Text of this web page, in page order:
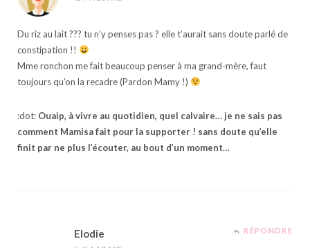
Du riz au lait ??? tu n’y penses pas ? elle t’aurait sans doute parlé de
constipation !!
Mme ronchon me fait beaucoup penser à ma grand-mère, faut
toujours qu’on la recadre (Pardon Mamy !)
:dot: Ouaip, à vivre au quotidien, quel calvaire… je ne sais pas
comment Mamisa fait pour la supporter ! sans doute qu’elle
finit par ne plus l’écouter, au bout d’un moment…
Elodie RÉPONDRE